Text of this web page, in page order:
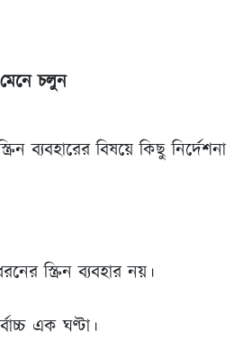
মেনে চলুন
ব্যবহারের বিষয়ে কিছু নির্দেশনা
স্ক্রিন ব্যবহার নয়।
এক ঘণ্টা।